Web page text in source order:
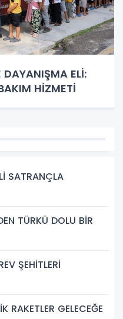
DAYANIŞMA ELİ:
HİZMETİ
SATRANÇLA
TÜRKÜ DOLU BİR
ŞEHİTLERİ
RAKETLER GELECEĞE